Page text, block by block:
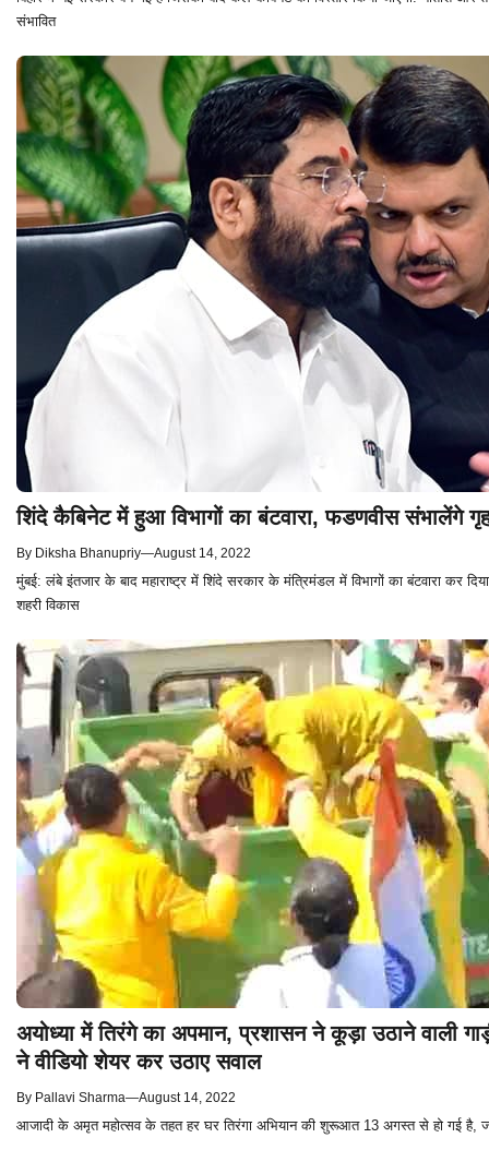
संभावित
शिंदे कैबिनेट में हुआ विभागों का बंटवारा, फडणवीस संभालेंगे
By Diksha Bhanupriy—August 14, 2022
मुंबई: लंबे इंतजार के बाद महाराष्ट्र में शिंदे सरकार के मंत्रिमंडल में विभागों का बंटवारा कर
शहरी विकास
अयोध्या में तिरंगे का अपमान, प्रशासन ने कूड़ा उठाने वाली
ने वीडियो शेयर कर उठाए सवाल
By Pallavi Sharma—August 14, 2022
आजादी के अमृत महोत्सव के तहत हर घर तिरंगा अभियान की शुरूआत 13 अगस्त से हो गई है,